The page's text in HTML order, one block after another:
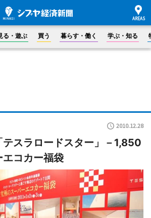
る・遊ぶ 買う 暮らす・働く 学ぶ・知る
2010.12.28
スラロードスター」－1,850
コカー福袋